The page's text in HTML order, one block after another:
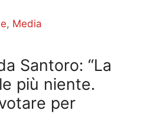
, Media
Santoro: “La
più niente.
per